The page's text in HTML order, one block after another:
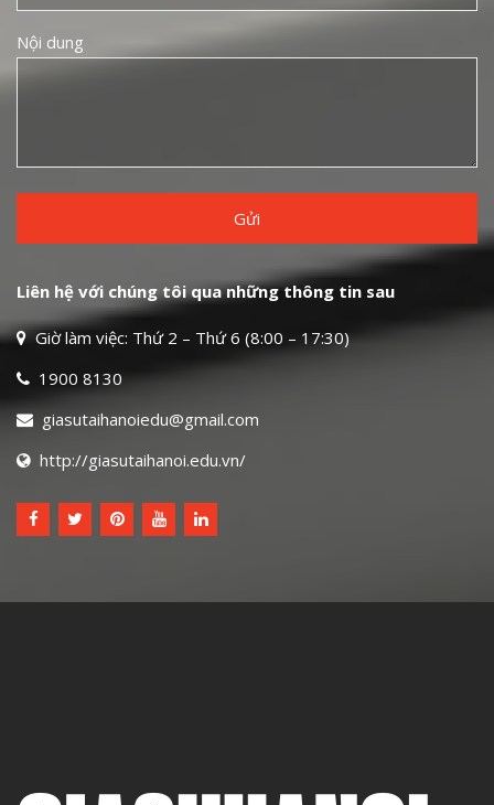
Nội dung
Liên hệ với chúng tôi qua những thông tin sau
Giờ làm việc: Thứ 2 – Thứ 6 (8:00 – 17:30)
1900 8130
giasutaihanoiedu@gmail.com
http://giasutaihanoi.edu.vn/